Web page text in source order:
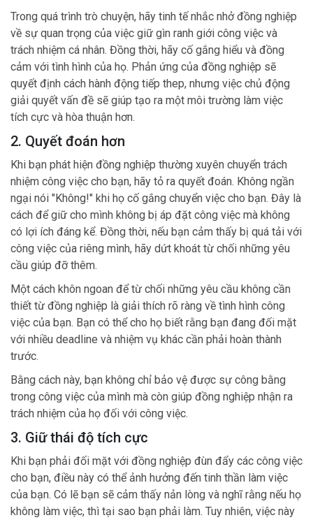
Trong quá trình trò chuyện, hãy tinh tế nhắc nhở đồng nghiệp
về sự quan trọng của việc giữ gìn ranh giới công việc và
trách nhiệm cá nhân. Đồng thời, hãy cố gắng hiểu và đồng
cảm với tình hình của họ. Phản ứng của đồng nghiệp sẽ
quyết định cách hành động tiếp thep, nhưng việc chủ động
giải quyết vấn đề sẽ giúp tạo ra một môi trường làm việc
tích cực và hòa thuận hơn.
2. Quyết đoán hơn
Khi bạn phát hiện đồng nghiệp thường xuyên chuyển trách
nhiệm công việc cho bạn, hãy tỏ ra quyết đoán. Không ngần
ngại nói "Không!" khi họ cố gắng chuyển việc cho bạn. Đây là
cách để giữ cho mình không bị áp đặt công việc mà không
có lợi ích đáng kể. Đồng thời, nếu bạn cảm thấy bị quá tải với
công việc của riêng mình, hãy dứt khoát từ chối những yêu
cầu giúp đỡ thêm.
Một cách khôn ngoan để từ chối những yêu cầu không cần
thiết từ đồng nghiệp là giải thích rõ ràng về tình hình công
việc của bạn. Bạn có thể cho họ biết rằng bạn đang đối mặt
với nhiều deadline và nhiệm vụ khác cần phải hoàn thành
trước.
Bằng cách này, bạn không chỉ bảo vệ được sự công bằng
trong công việc của mình mà còn giúp đồng nghiệp nhận ra
trách nhiệm của họ đối với công việc.
3. Giữ thái độ tích cực
Khi bạn phải đối mặt với đồng nghiệp đùn đẩy các công việc
cho bạn, điều này có thể ảnh hưởng đến tinh thần làm việc
của bạn. Có lẽ bạn sẽ cảm thấy nản lòng và nghĩ rằng nếu họ
không làm việc, thì tại sao bạn phải làm. Tuy nhiên, việc này